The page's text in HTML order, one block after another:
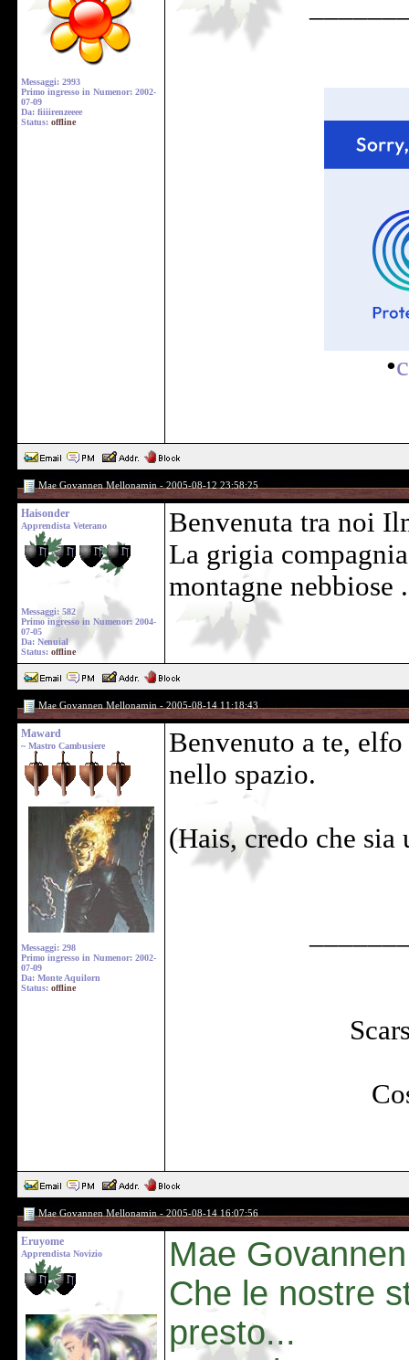
Messaggi: 2993
Primo ingresso in Numenor: 2002-
07-09
Da: fiiiirenzeeee
Status: offline
•
Mae Govannen Mellonamin - 2005-08-12 23:58:25
Haisonder
Apprendista Veterano
Messaggi: 582
Primo ingresso in Numenor: 2004-
07-05
Da: Nenuial
Status: offline
Benvenuta tra noi
La grigia
montagne nebbiose
Mae Govannen Mellonamin - 2005-08-14 11:18:43
Maward
~ Mastro Cambusiere
Messaggi: 298
Primo ingresso in Numenor: 2002-
07-09
Da: Monte Aquilorn
Status: offline
Benvenuto a te,
nello spazio.
(Hais, credo che
Mae Govannen Mellonamin - 2005-08-14 16:07:56
Eruyome
Apprendista Novizio
Mae
Che le nostre
presto...